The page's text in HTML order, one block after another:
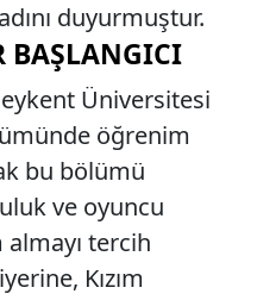
duyurmuştur.
BAŞLANGICI
Üniversitesi
öğrenim
bu bölümü
ve oyuncu
tercih
Kızım